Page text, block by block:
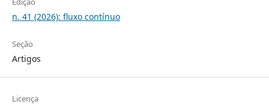
n. 41 (2026): fluxo contínuo
Seção
Artigos
Licença